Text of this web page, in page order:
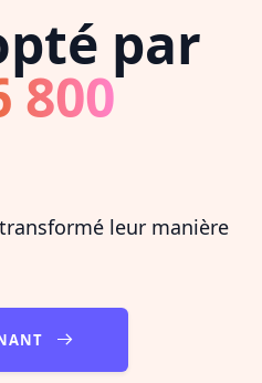
par
800
leur manière